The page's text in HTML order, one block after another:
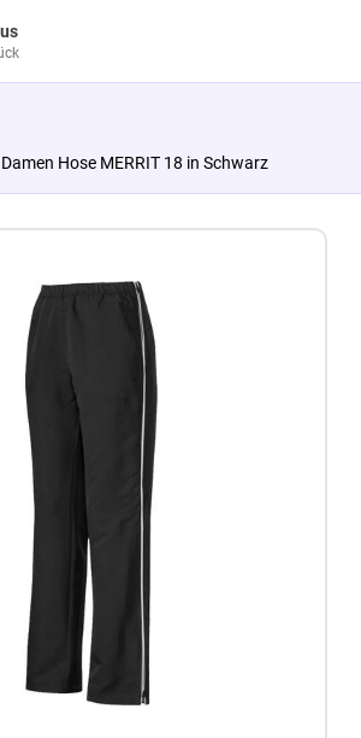
Damen Hose MERRIT 18 in Schwarz